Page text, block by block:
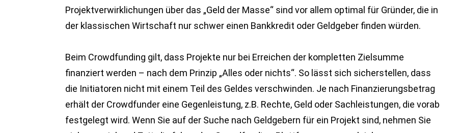
Projektverwirklichungen über das „Geld der Masse“ sind vor allem optimal für Gründer, die in
der klassischen Wirtschaft nur schwer einen Bankkredit oder Geldgeber finden würden.
Beim Crowdfunding gilt, dass Projekte nur bei Erreichen der kompletten Zielsumme
finanziert werden – nach dem Prinzip „Alles oder nichts“. So lässt sich sicherstellen, dass
die Initiatoren nicht mit einem Teil des Geldes verschwinden. Je nach Finanzierungsbetrag
erhält der Crowdfunder eine Gegenleistung, z.B. Rechte, Geld oder Sachleistungen, die vorab
festgelegt wird. Wenn Sie auf der Suche nach Geldgebern für ein Projekt sind, nehmen Sie